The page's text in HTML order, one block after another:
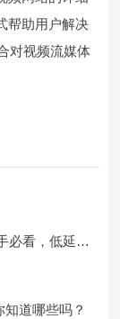
帮助用户解决
对视频流媒体
必看，低延迟
道哪些吗？